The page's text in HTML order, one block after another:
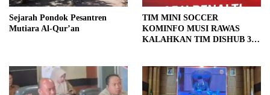
Sejarah Pondok Pesantren
Mutiara Al-Qur’an
TIM MINI SOCCER
KOMINFO MUSI RAWAS
KALAHKAN TIM DISHUB 3-2